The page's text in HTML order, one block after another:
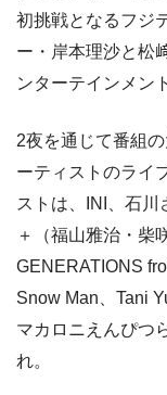
初挑戦となるフジ
ー・岸本理沙と松
ンターテインメン
2夜を通じて番組
ーティストのライ
ストは、INI、石川
＋（福山雅治・柴
GENERATIONS
Snow Man、Tani
マカロニえんぴつ
れ。